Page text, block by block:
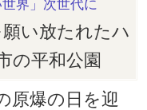
い放たれたハ
の平和公園
原爆の日を迎